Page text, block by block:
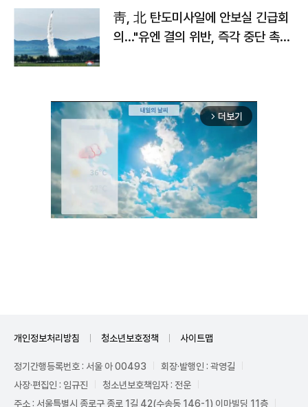
靑, 北 탄도미사일에 안보실 긴급회
의…"유엔 결의 위반, 즉각 중단 촉
arrow_forward_ios 더보기
개인정보처리방침 청소년보호정책 사이트맵
정기간행등록번호 : 서울 아 00493
회장·발행인 : 곽영길
사장·편집인 : 임규진
청소년보호책임자 : 전운
주소 : 서울특별시 종로구 종로 1길 42(수송동 146-1) 이마빌딩 11층